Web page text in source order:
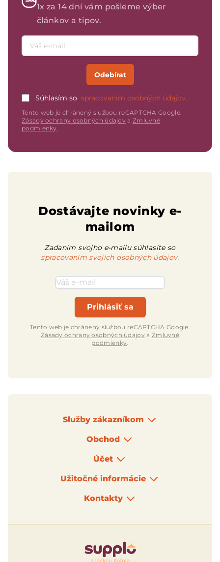
1x za 14 dní vám pošleme výber
článkov a tipov.
Emailová adresa
Odebírat
Súhlasím so spracovaním osobných údajov.
Tento web je chránený službou reCAPTCHA Google.
Zásady ochrany osobných údajov a Zmluvné
podmienky
Dostávajte novinky e-
mailom
Zadaním svojho e-mailu súhlasíte so
spracovaním svojich osobných údajov.
Emailová adresa
Prihlásiť sa
Tento web je chránený službou reCAPTCHA Google.
Zásady ochrany osobných údajov a Zmluvné
podmienky.
Služby zákazníkom
Obchod
Účet
Užitočné informácie
Kontakty
Logo